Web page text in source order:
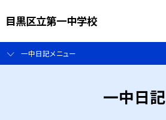
目黒区立第一中学校
一中日記メニュー
一中日記